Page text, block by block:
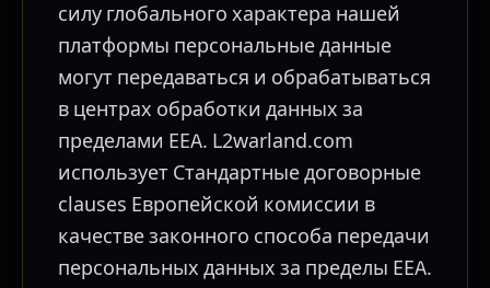
силу глобального характера нашей
платформы персональные данные
могут передаваться и обрабатываться
в центрах обработки данных за
пределами EEA. L2warland.com
использует Стандартные договорные
clauses Европейской комиссии в
качестве законного способа передачи
персональных данных за пределы EEA.